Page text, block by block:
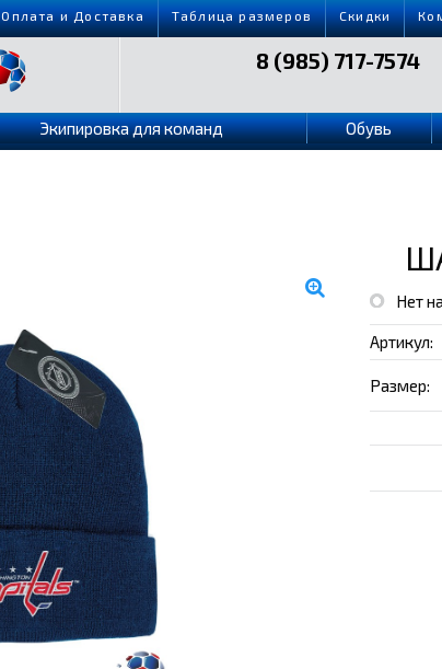
Оплата и Доставка Таблица размеров Скидки
8 (985) 717-7574
Экипировка для команд Обувь
Нет
Артикул:
Размер: